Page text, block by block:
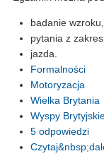
badanie wzroku,
pytania z
jazda.
Formalności
Motoryzacja
Wielka Brytania
Wyspy
5 odpowiedzi